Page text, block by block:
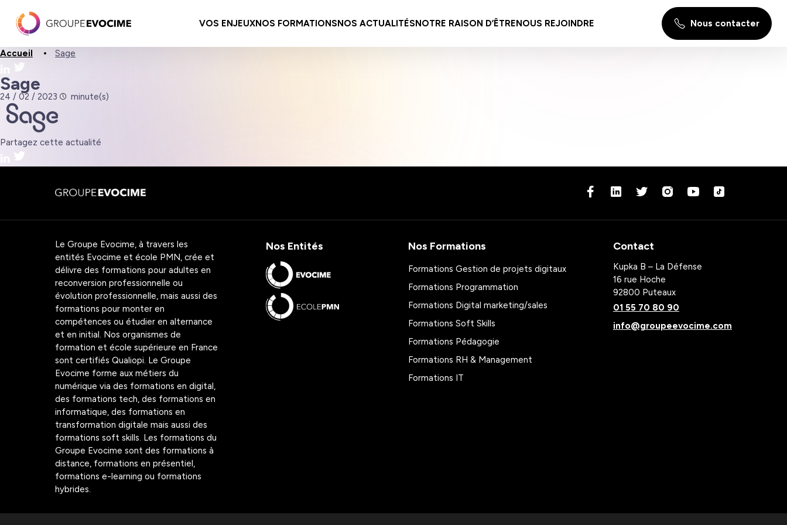
VOS ENJEUXNOS FORMATIONSNOS ACTUALITÉSNOTRE RAISON D’ÊTRENOUS REJOINDRE Nous contacter
Accueil Sage
Sage
24 / 02 / 2023 minute(s)
Partagez cette actualité
Le Groupe Evocime, à travers les
entités Evocime et école PMN, crée et
délivre des formations pour adultes en
reconversion professionnelle ou
évolution professionnelle, mais aussi des
formations pour monter en
compétences ou étudier en alternance
et en initial. Nos organismes de
formation et école supérieure en France
sont certifiés Qualiopi. Le Groupe
Evocime forme aux métiers du
numérique via des formations en digital,
des formations tech, des formations en
informatique, des formations en
transformation digitale mais aussi des
formations soft skills. Les formations du
Groupe Evocime sont des formations à
distance, formations en présentiel,
formations e-learning ou formations
hybrides.
Nos Entités Nos Formations
Formations Gestion de projets digitaux
Formations Programmation
Formations Digital marketing/sales
Formations Soft Skills
Formations Pédagogie
Formations RH & Management
Formations IT
Contact
Kupka B – La Défense
16 rue Hoche
92800 Puteaux
01 55 70 80 90
info@groupeevocime.com